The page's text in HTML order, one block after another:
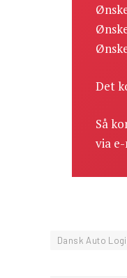
Det
Så
via
Dansk Auto